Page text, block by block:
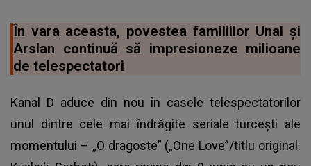
În vara aceasta, povestea familiilor Unal și
Arslan continuă să impresioneze milioane
de telespectatori
Kanal D aduce din nou în casele telespectatorilor
unul dintre cele mai îndrăgite seriale turcești ale
momentului – „O dragoste” („One Love”/titlu original: